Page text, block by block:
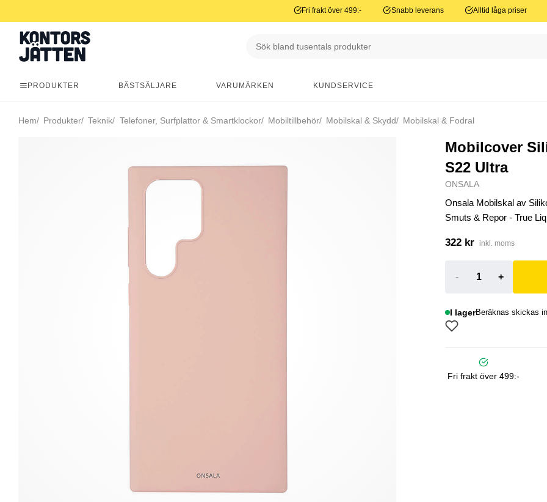
Fri frakt över 499:- Snabb leverans Alltid låga priser
PRODUKTER BÄSTSÄLJARE VARUMÄRKEN KUNDSERVICE
Hem Produkter Teknik Telefoner, Surfplattor & Smartklockor Mobiltillbehör Mobilskal & Skydd Mobilskal & Fodral
Mobilcover
S22 Ultra
ONSALA
Onsala Mobilskal av
Smuts & Repor - True
322 kr inkl. moms
- +
I lagerBeräknas skickas
Fri frakt över 499:-